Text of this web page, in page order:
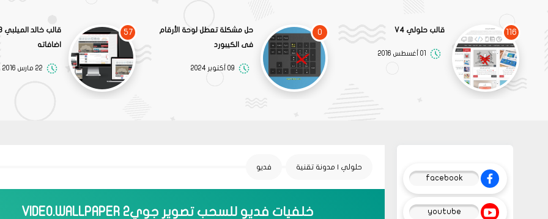
116 قالب حلولي V4
01 أغسطس 2016
0
حل مشكلة تعطل لوحة الأرقام
فى الكيبورد
09 أكتوبر 2024
57
اضافاته
22 مارس 2016
حلولي | مدونة تقنية فديو
خلفيات فديو للسحب تصوير جوي2 VIDEO.WALLPAPER
facebook
youtube